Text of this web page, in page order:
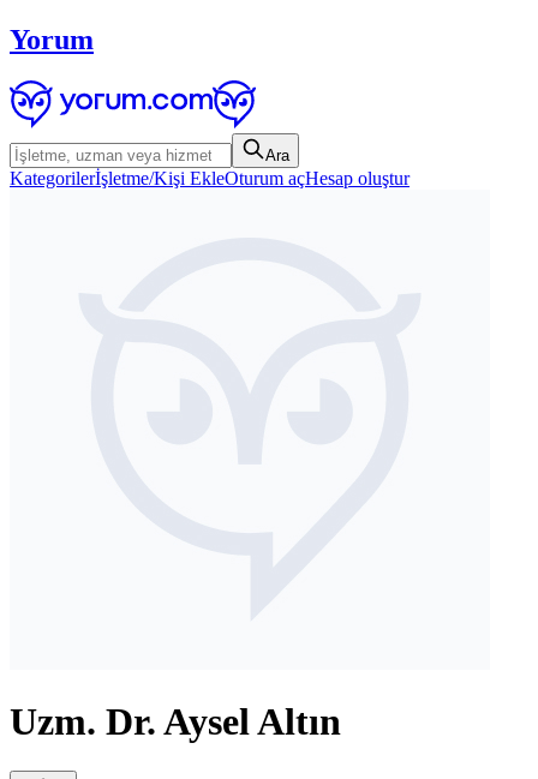
Yorum
Ara
Kategorilerİşletme/Kişi EkleOturum açHesap oluştur
Uzm. Dr. Aysel Altın